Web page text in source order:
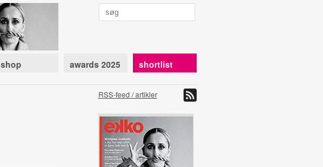
shop awards 2025 shortlist
RSS-feed / artikler